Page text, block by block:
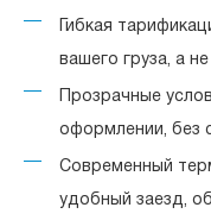
Гибкая
вашего груза, а
Прозрачные
оформлении, без
Современный
удобный заезд,